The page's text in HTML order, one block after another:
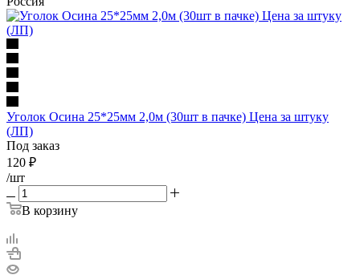
Уголок Осина 25*25мм 2,0м (30шт в пачке) Цена за штуку
(ЛП)
Под заказ
120 ₽
/шт
В корзину